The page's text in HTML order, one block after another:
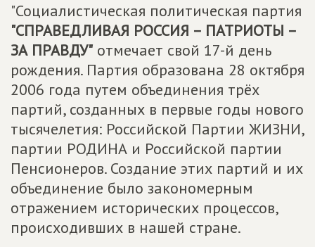
"Социалистическая политическая партия
"СПРАВЕДЛИВАЯ РОССИЯ – ПАТРИОТЫ –
ЗА ПРАВДУ" отмечает свой 17-й день
рождения. Партия образована 28 октября
2006 года путем объединения трёх
партий, созданных в первые годы нового
тысячелетия: Российской Партии ЖИЗНИ,
партии РОДИНА и Российской партии
Пенсионеров. Создание этих партий и их
объединение было закономерным
отражением исторических процессов,
происходивших в нашей стране.